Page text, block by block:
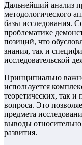
Дальнейший анализ
методологического
базы исследования.
проблематике
позиций, что
знания, так и
исследовательской
Принципиально
используется
теоретических, так и
вопроса. Это
предмета
выводы
развития.